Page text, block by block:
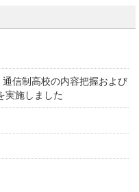
信制高校の内容把握および
実施しました